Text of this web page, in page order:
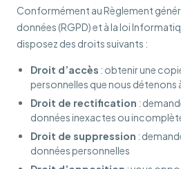
Conformément au Règlement
données (RGPD) et à la loi
disposez des droits suivants :
Droit d’accès : obtenir une
personnelles que nous détenons
Droit de rectification :
données inexactes ou
Droit de suppression :
données personnelles